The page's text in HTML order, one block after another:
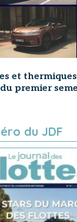
et thermiques
premier
du JDF